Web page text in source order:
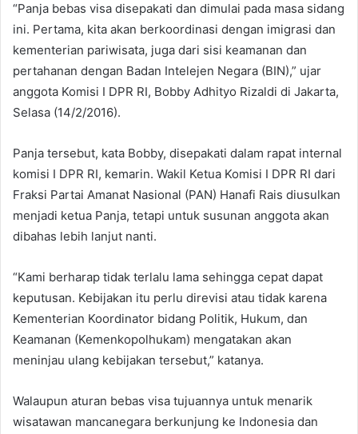
“Panja bebas visa disepakati dan dimulai pada masa sidang
ini. Pertama, kita akan berkoordinasi dengan imigrasi dan
kementerian pariwisata, juga dari sisi keamanan dan
pertahanan dengan Badan Intelejen Negara (BIN),” ujar
anggota Komisi I DPR RI, Bobby Adhityo Rizaldi di Jakarta,
Selasa (14/2/2016).
Panja tersebut, kata Bobby, disepakati dalam rapat internal
komisi I DPR RI, kemarin. Wakil Ketua Komisi I DPR RI dari
Fraksi Partai Amanat Nasional (PAN) Hanafi Rais diusulkan
menjadi ketua Panja, tetapi untuk susunan anggota akan
dibahas lebih lanjut nanti.
“Kami berharap tidak terlalu lama sehingga cepat dapat
keputusan. Kebijakan itu perlu direvisi atau tidak karena
Kementerian Koordinator bidang Politik, Hukum, dan
Keamanan (Kemenkopolhukam) mengatakan akan
meninjau ulang kebijakan tersebut,” katanya.
Walaupun aturan bebas visa tujuannya untuk menarik
wisatawan mancanegara berkunjung ke Indonesia dan